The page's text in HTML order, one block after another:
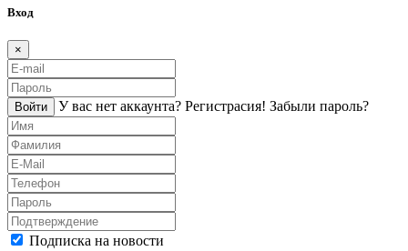
Вход
×
Войти У вас нет аккаунта? Регистраcия! Забыли пароль?
Подписка на новости